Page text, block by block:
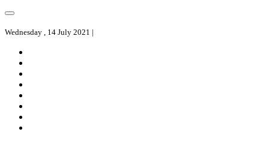
Wednesday , 14 July 2021 |